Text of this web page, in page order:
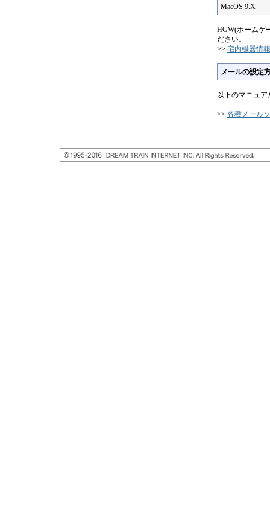
MacOS 9.X
HGW(ホームゲ
ださい。
>> 宅内機器情
メールの設定
以下のマニュ
>> 各種メール